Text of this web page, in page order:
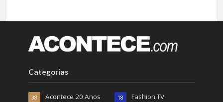
Categorias
Acontece 20 Anos
38 Fashion TV
18